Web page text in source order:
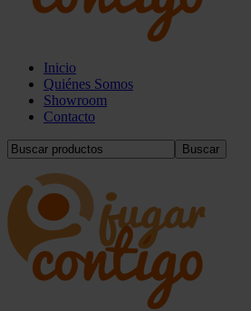
Inicio
Quiénes Somos
Showroom
Contacto
Buscar